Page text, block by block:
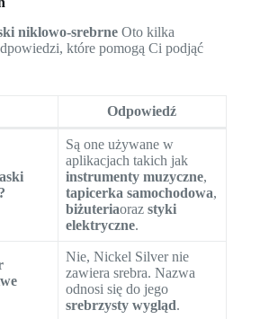
niklowo-srebrneOto kilka
które pomogą Ci podjąć
Odpowiedź
Są one używane w
aplikacjach takich jak
instrumenty muzyczne,
tapicerka samochodowa,
biżuteriaoraz styki
elektryczne.
Nie, Nickel Silver nie
zawiera srebra. Nazwa
odnosi się do jego
srebrzysty wygląd.